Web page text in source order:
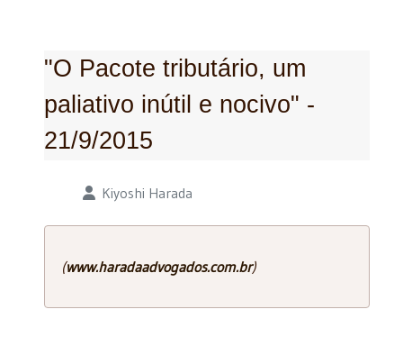
"O Pacote tributário, um
paliativo inútil e nocivo" -
21/9/2015
Detalhes Kiyoshi Harada
(www.haradaadvogados.com.br)